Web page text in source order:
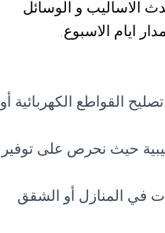
الاساليب و الوسائل
ايام الاسبوع.
القواطع الكهربائية أو
حيث نحرص على توفير
في المنازل أو الشقق